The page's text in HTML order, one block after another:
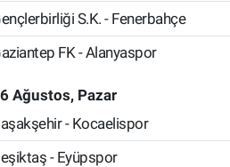
S.K. - Fenerbahçe
FK - Alanyaspor
Ağustos, Pazar
- Kocaelispor
- Eyüpspor